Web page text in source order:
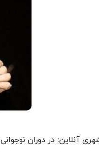
آنلاین: در دوران